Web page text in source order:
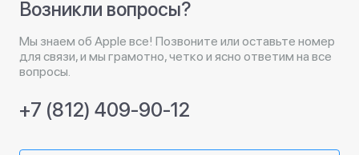
Возникли вопросы?
Мы знаем об Apple все! Позвоните или оставьте номер
для связи, и мы грамотно, четко и ясно ответим на все
вопросы.
+7 (812) 409-90-12